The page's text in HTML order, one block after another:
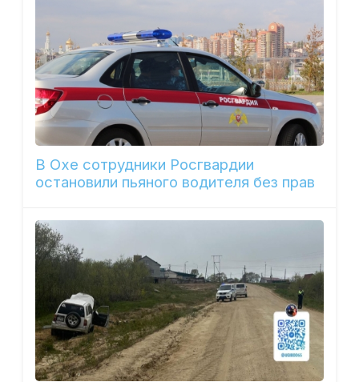
В Охе сотрудники Росгвардии
остановили пьяного водителя без прав